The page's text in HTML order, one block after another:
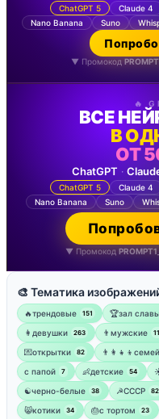
ChatGPT 5 Claude 4
Nano Banana
Suno
▼ Промокод
🔥
ВСЕ
В
ОТ
ChatGPT ·
ChatGPT 5 Claude 4
Nano Banana
Suno
▼ Промокод
🎨 Тематика
🔥трендовые 151 🏆зал славы
👩девушки 263 👨мужские
💌открытки 82
‍с папой 7 👶детские 54
☯︎черно-белые 38 ☭СССР 82
😸котики 34 🎂с тортом 23